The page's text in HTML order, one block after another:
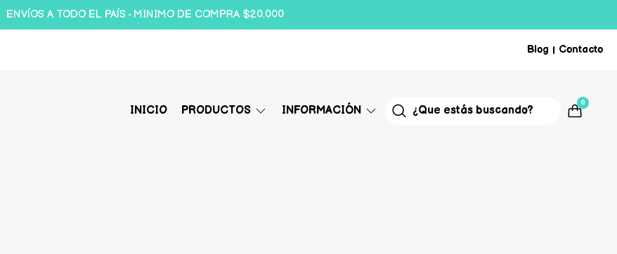
ENVÍOS A TODO EL PAÍS - MINIMO DE COMPRA $20.000
Blog | Contacto
INICIO PRODUCTOS INFORMACIÓN
0